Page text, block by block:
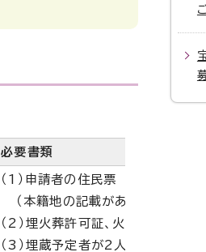
必要書類
（1）申請者の住民票
（本籍地の記載があり、申請日の
（2）埋火葬許可証、火葬済証明書
（3）埋蔵予定者が2人の場合、両